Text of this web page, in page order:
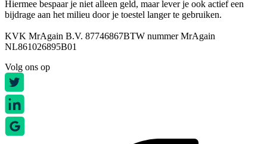
Hiermee bespaar je niet alleen geld, maar lever je ook actief een
bijdrage aan het milieu door je toestel langer te gebruiken.
KVK MrAgain B.V. 87746867BTW nummer MrAgain
NL861026895B01
Volg ons op